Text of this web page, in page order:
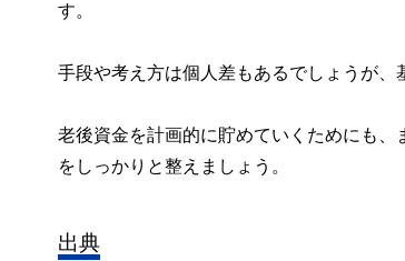
す。
手段や考え方は個人差もあるでしょうが、
老後資金を計画的に貯めていくためにも
をしっかりと整えましょう。
出典